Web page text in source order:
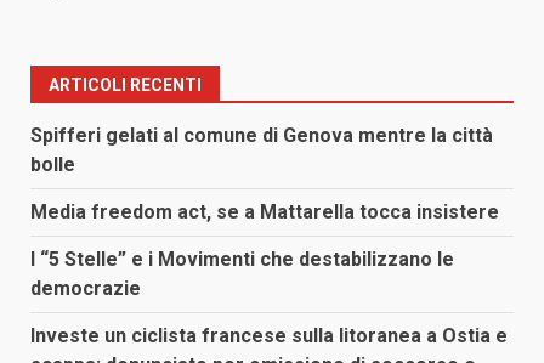
ARTICOLI RECENTI
Spifferi gelati al comune di Genova mentre la città
bolle
Media freedom act, se a Mattarella tocca insistere
I “5 Stelle” e i Movimenti che destabilizzano le
democrazie
Investe un ciclista francese sulla litoranea a Ostia e